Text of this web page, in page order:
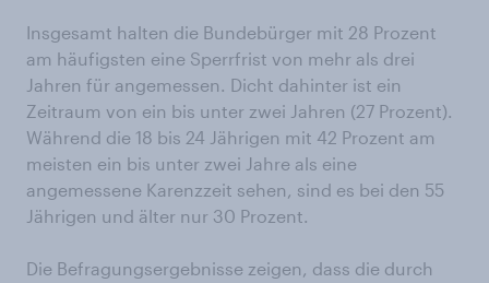
Insgesamt halten die Bundebürger mit 28 Prozent
am häufigsten eine Sperrfrist von mehr als drei
Jahren für angemessen. Dicht dahinter ist ein
Zeitraum von ein bis unter zwei Jahren (27 Prozent).
Während die 18 bis 24 Jährigen mit 42 Prozent am
meisten ein bis unter zwei Jahre als eine
angemessene Karenzzeit sehen, sind es bei den 55
Jährigen und älter nur 30 Prozent.
Die Befragungsergebnisse zeigen, dass die durch